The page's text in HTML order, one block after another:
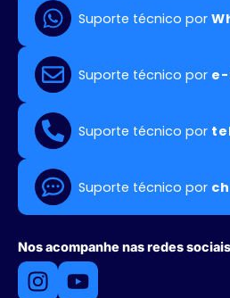
Suporte técnico por
Suporte técnico por
Suporte técnico por
Suporte técnico por
Nos acompanhe nas redes sociais